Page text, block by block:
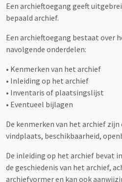
Een archieftoegang geeft
bepaald archief.
Een archieftoegang bestaat over
navolgende onderdelen:
• Kenmerken van het archief
• Inleiding op het archief
• Inventaris of plaatsingslijst
• Eventueel bijlagen
De kenmerken van het archief zijn
vindplaats, beschikbaarheid,
De inleiding op het archief bevat
de geschiedenis van het archief,
archiefvormer en kan ook